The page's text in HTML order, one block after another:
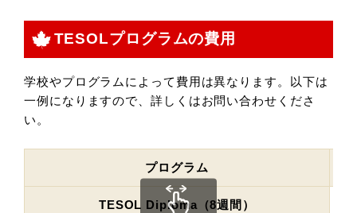
TESOLプログラムの費用
学校やプログラムによって費用は異なります。以下は
一例になりますので、詳しくはお問い合わせくださ
い。
プログラム
TESOL Diploma（8週間）